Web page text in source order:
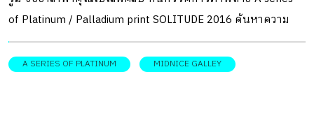
of Platinum / Palladium print SOLITUDE 2016 ค้นหาความ
หมายของภาพถ่ายที่จะอยู่ได้นานถึง 1,000 ปี
A SERIES OF PLATINUM MIDNICE GALLEY